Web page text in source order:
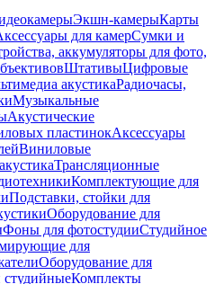
Экшн-камерыКарты
для камерСумки и
аккумуляторы для фото,
ШтативыЦифровые
акустикаРадиочасы,
Музыкальные
Акустические
пластинокАксессуары
Виниловые
Трансляционные
Комплектующие для
Подставки, стойки для
Оборудование для
Фоны для фотостудииСтудийное
для
Оборудование для
Комплекты